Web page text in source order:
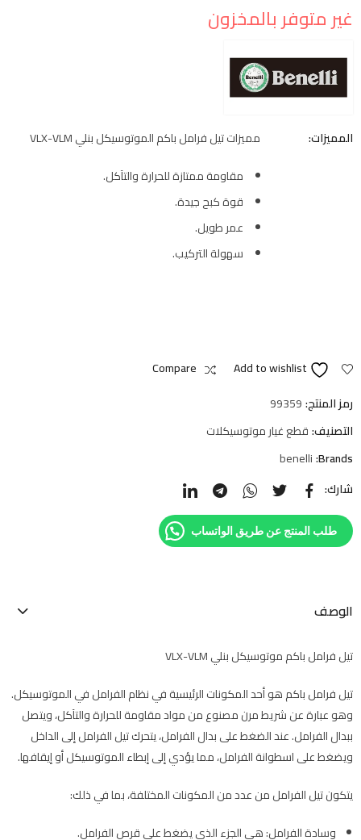
غير متوفر بالمخزون
المميزات:
مميزات تيل فرامل باكم الموتوسيكل بنلي VLX-VLM
مقاومة ممتازة للحرارة والتآكل.
قوة كبح جيدة.
عمر طويل.
سهولة التركيب.
Add to wishlist
Compare
رمز المنتج:99359
التصنيف:قطع غيار موتوسيكلات
Brands:
benelli
شارك:
طلب المنتج عن طريق الواتساب
الوصف
تيل فرامل باكم موتوسيكل بنلي VLX-VLM
تيل فرامل باكم هو أحد المكونات الرئيسية في نظام الفرامل في الموتوسيكل.
وهو عبارة عن شريط مرن مصنوع من مواد مقاومة للحرارة والتآكل، ويتصل
ببدال الفرامل. عند الضغط على بدال الفرامل، يتحرك تيل الفرامل إلى الداخل
ويضغط على اسطوانة الفرامل، مما يؤدي إلى إبطاء الموتوسيكل أو إيقافها.
يتكون تيل الفرامل من عدد من المكونات المختلفة، بما في ذلك:
وسادة الفرامل: هي الجزء الذي يضغط على قرص الفرامل.